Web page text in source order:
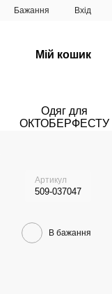
Бажання Вхід
Мій кошик
Одяг для
ОКТОБЕРФЕСТУ
Артикул
509-037047
В бажання